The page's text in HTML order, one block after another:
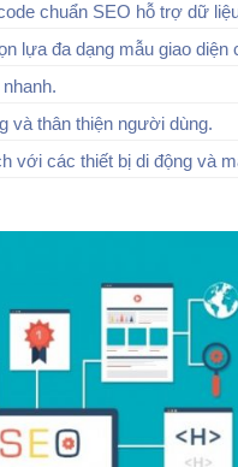
chuẩn SEO hỗ trợ dữ
lựa đa dạng mẫu giao diện
và thân thiện người dùng.
với các thiết bị di động và